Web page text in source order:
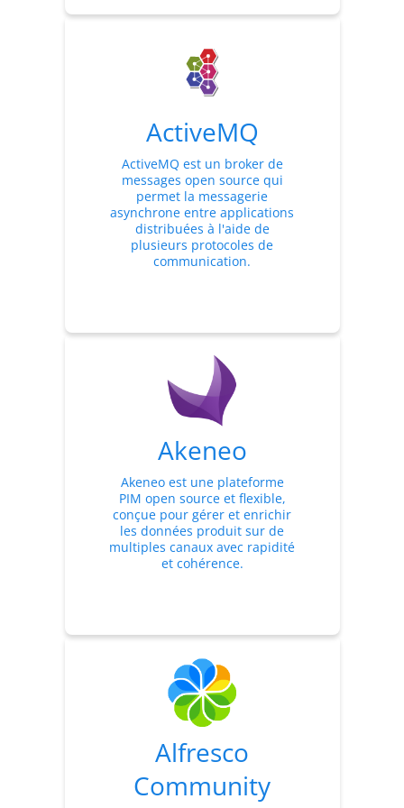
ActiveMQ
ActiveMQ est un broker de
messages open source qui
permet la messagerie
asynchrone entre applications
distribuées à l'aide de
plusieurs protocoles de
communication.
Akeneo
Akeneo est une plateforme
PIM open source et flexible,
conçue pour gérer et enrichir
les données produit sur de
multiples canaux avec rapidité
et cohérence.
Alfresco
Community